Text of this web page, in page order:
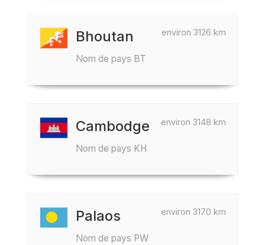
environ 3126 km
Bhoutan
Nom de pays BT
environ 3148 km
Cambodge
Nom de pays KH
environ 3170 km
Palaos
Nom de pays PW